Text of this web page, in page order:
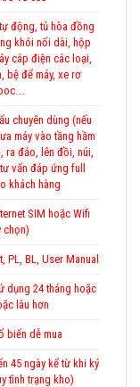
động, tủ hòa đồng
khói nối dài, hộp
cáp điện các loại,
bệ để máy, xe rơ
chuyên dùng (nếu
máy vào tầng hầm
ra đảo, lên đồi, núi,
vấn đáp ứng full
khách hàng
SIM hoặc Wifi
chọn)
PL, BL, User Manual
dụng 24 tháng hoặc
lâu hơn
biến dễ mua
45 ngày kể từ khi ký
tình trạng kho)